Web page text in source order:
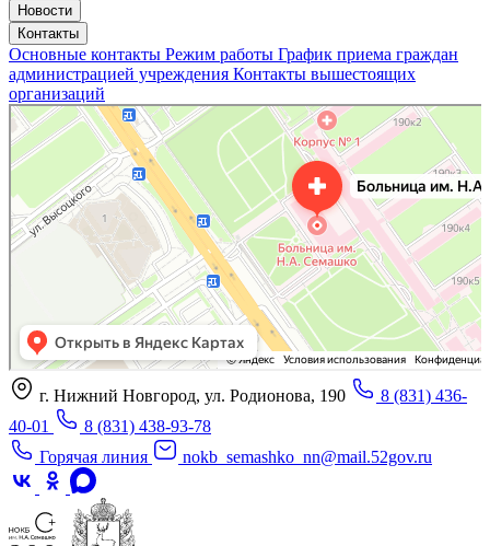
Новости
Контакты
Основные контакты Режим работы График приема граждан
администрацией учреждения Контакты вышестоящих
организаций
«Нижегородская областная клиническая больница имени Н.А. Семашко»
Отделение больницы, госпиталя в Нижнем Новгороде
Больница для взрослых в Нижнем Новгороде
г. Нижний Новгород, ул. Родионова, 190
8 (831) 436-
40-01
8 (831) 438-93-78
Горячая линия
nokb_semashko_nn@mail.52gov.ru